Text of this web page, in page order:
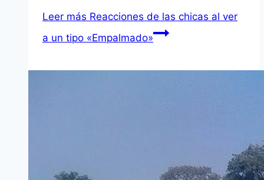
Leer más Reacciones de las chicas al ver
a un tipo «Empalmado»